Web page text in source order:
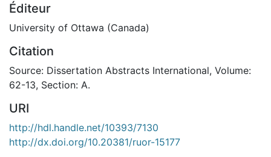
Éditeur
University of Ottawa (Canada)
Citation
Source: Dissertation Abstracts International, Volume:
62-13, Section: A.
URI
http://hdl.handle.net/10393/7130
http://dx.doi.org/10.20381/ruor-15177